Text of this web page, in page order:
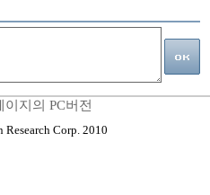
이지의 PC버전
Corp. 2010